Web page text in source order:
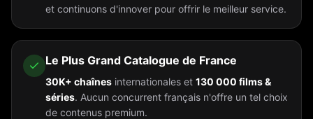
et continuons d'innover pour offrir le meilleur service.
Le Plus Grand Catalogue de France
30K+ chaînes internationales et 130 000 films &
séries. Aucun concurrent français n'offre un tel choix
de contenus premium.